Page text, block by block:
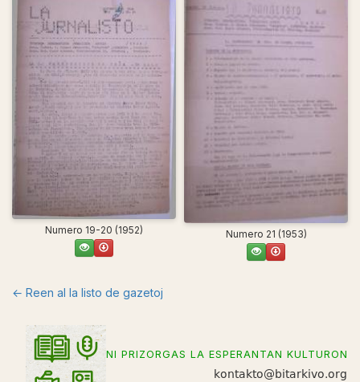
Numero 19-20 (1952) Numero 21 (1953)
← Reen al la listo de gazetoj
NI PRIZORGAS LA ESPERANTAN KULTURON